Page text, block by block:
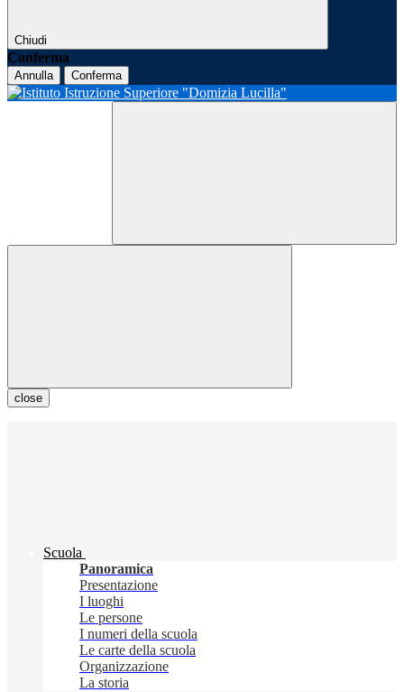
Chiudi
Conferma
Annulla Conferma
close
Scuola
Panoramica
Presentazione
I luoghi
Le persone
I numeri della scuola
Le carte della scuola
Organizzazione
La storia